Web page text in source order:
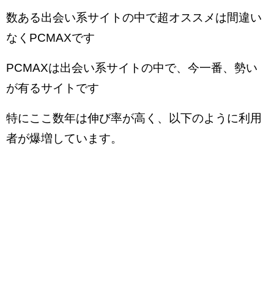
数ある出会い系サイトの中で超オススメは間違い
なくPCMAXです
PCMAXは出会い系サイトの中で、今一番、勢い
が有るサイトです
特にここ数年は伸び率が高く、以下のように利用
者が爆増しています。